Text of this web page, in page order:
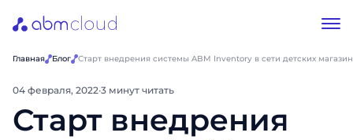
Главная Блог Старт внедрения системы ABM Inventory в сети детских
04 февраля, 2022·3 минут читать
Старт внедрения